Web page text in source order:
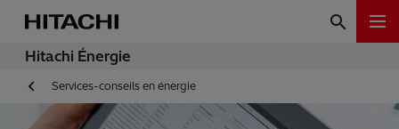
Hitachi Énergie
Services-conseils en énergie